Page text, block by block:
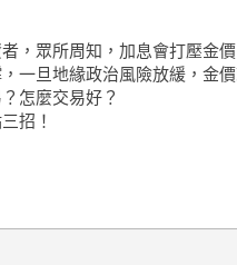
，眾所周知，加息會打壓金
一旦地緣政治風險放緩，金
怎麼交易好？
招！